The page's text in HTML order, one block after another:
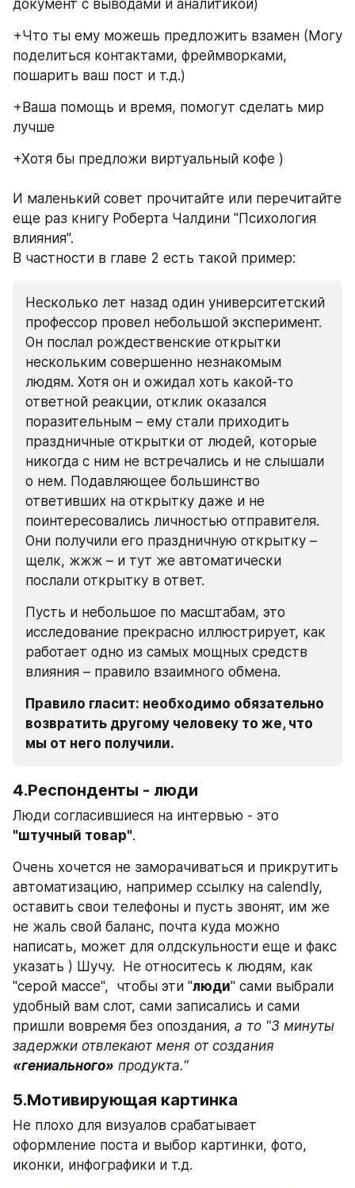
документ с выводами и аналитикой)
+Что ты ему можешь предложить взамен (Могу
поделиться контактами, фреймворками,
пошарить ваш пост и т.д.)
+Ваша помощь и время, помогут сделать мир
лучше
+Хотя бы предложи виртуальный кофе )
И маленький совет прочитайте или перечитайте
еще раз книгу Роберта Чалдини "Психология
влияния".
В частности в главе 2 есть такой пример:
Несколько лет назад один университетский
профессор провел небольшой эксперимент.
Он послал рождественские открытки
нескольким совершенно незнакомым
людям. Хотя он и ожидал хоть какой-то
ответной реакции, отклик оказался
поразительным – ему стали приходить
праздничные открытки от людей, которые
никогда с ним не встречались и не слышали
о нем. Подавляющее большинство
ответивших на открытку даже и не
поинтересовались личностью отправителя.
Они получили его праздничную открытку –
щелк, жжж – и тут же автоматически
послали открытку в ответ.
Пусть и небольшое по масштабам, это
исследование прекрасно иллюстрирует, как
работает одно из самых мощных средств
влияния – правило взаимного обмена.
Правило гласит: необходимо обязательно
возвратить другому человеку то же, что
мы от него получили.
4.Респонденты - люди
"штучный товар".
Очень хочется не заморачиваться и прикрутить
автоматизацию, например ссылку на calendly,
оставить свои телефоны и пусть звонят, им же
не жаль свой баланс, почта куда можно
написать, может для олдскульности еще и факс
указать ) Шучу.  Не относитесь к людям, как
"серой массе",  чтобы эти "люди" сами выбрали
удобный вам слот, сами записались и сами
пришли вовремя без опоздания, а то "3 минуты
«гениального» продукта."
5.Мотивирующая картинка
Не плохо для визуалов срабатывает
оформление поста и выбор картинки, фото,
иконки, инфографики и т.д.